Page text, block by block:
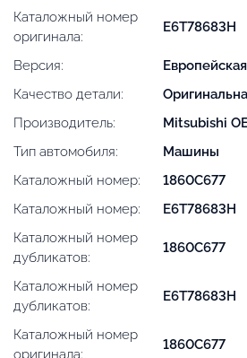
Каталожный номер
оригинала:
E6T78683H
Версия:
Европейская
Качество детали:
Производитель:
Mitsubishi
Тип автомобиля:
Машины
Каталожный номер:
1860C677
Каталожный номер:
E6T78683H
Каталожный номер
дубликатов:
1860C677
Каталожный номер
дубликатов:
E6T78683H
Каталожный номер
оригинала:
1860C677